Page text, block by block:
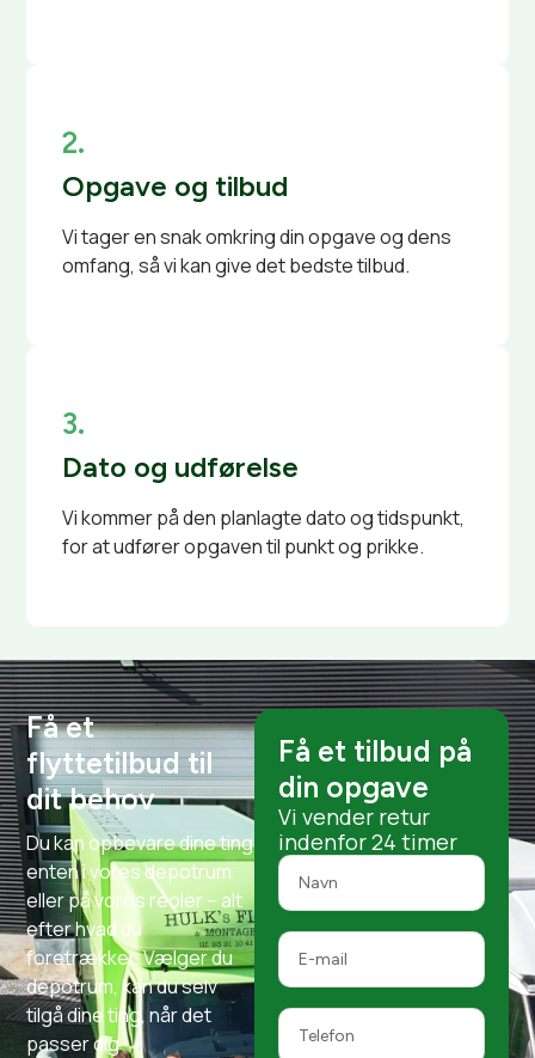
2.
Opgave og tilbud
Vi tager en snak omkring din opgave og dens
omfang, så vi kan give det bedste tilbud.
3.
Dato og udførelse
Vi kommer på den planlagte dato og tidspunkt,
for at udfører opgaven til punkt og prikke.
Få et
flyttetilbud til
dit behov
Du kan opbevare dine ting
enten i vores depotrum
eller på vores reoler – alt
efter hvad du
foretrækker. Vælger du
depotrum, kan du selv
tilgå dine ting, når det
passer dig
Få et tilbud på
din opgave
Vi vender retur
indenfor 24 timer